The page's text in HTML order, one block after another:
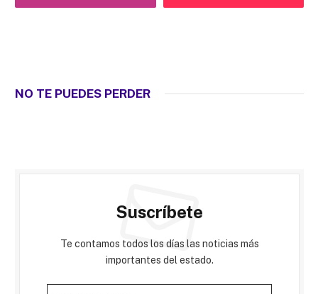
NO TE PUEDES PERDER
Suscríbete
Te contamos todos los días las noticias más
importantes del estado.